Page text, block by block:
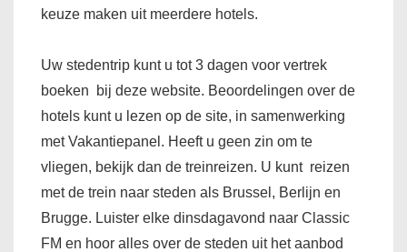
keuze maken uit meerdere hotels.
Uw stedentrip kunt u tot 3 dagen voor vertrek
boeken bij deze website. Beoordelingen over de
hotels kunt u lezen op de site, in samenwerking
met Vakantiepanel. Heeft u geen zin om te
vliegen, bekijk dan de treinreizen. U kunt reizen
met de trein naar steden als Brussel, Berlijn en
Brugge. Luister elke dinsdagavond naar Classic
FM en hoor alles over de steden uit het aanbod